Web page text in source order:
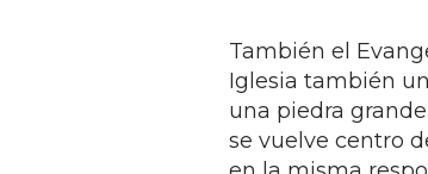
También el
Iglesia también
una piedra
se vuelve centro